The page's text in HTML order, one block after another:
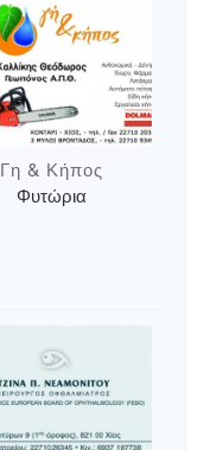
Γη & Κήπος
Φυτώρια